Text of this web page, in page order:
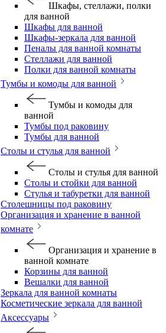
Шкафы, стеллажи, полки
для ванной
Шкафы для ванной
Шкафы-зеркала для ванной
Пеналы для ванной комнаты
Стеллажи для ванной
Полки для ванной комнаты
Тумбы и комоды для ванной
Тумбы и комоды для
ванной
Тумбы под раковину
Тумбы для ванной
Столы и стулья для ванной
Столы и стулья для ванной
Столы и стойки для ванной
Стулья и табуретки для ванной
Столешницы под раковину
Организация и хранение в ванной
комнате
Организация и хранение в
ванной комнате
Корзины для ванной
Вешалки для ванной
Зеркала для ванной комнаты
Косметические зеркала для ванной
Аксессуары